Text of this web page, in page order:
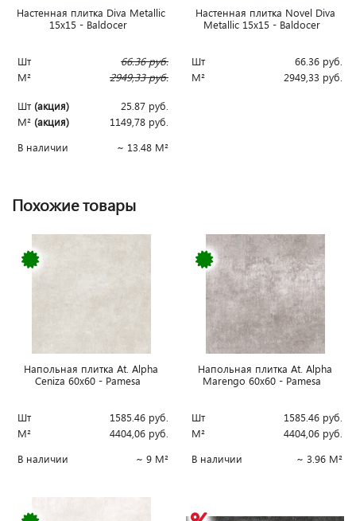
Настенная плитка Diva Metallic
15x15 - Baldocer
Шт 66.36руб.
М²
2949,33руб.
Шт(акция) 25.87 руб.
М² (акция) 1149,78 руб.
В наличии
~ 13.48 М²
Настенная плитка Novel Diva
Metallic 15x15 - Baldocer
Шт 66.36 руб.
М²
2949,33 руб.
Похожие товары
Напольная плитка At. Alpha
Ceniza 60x60 - Pamesa
Шт 1585.46 руб.
М²
4404,06 руб.
В наличии
~ 9 М²
Напольная плитка At. Alpha
Marengo 60x60 - Pamesa
Шт 1585.46 руб.
М²
4404,06 руб.
В наличии
~ 3.96 М²